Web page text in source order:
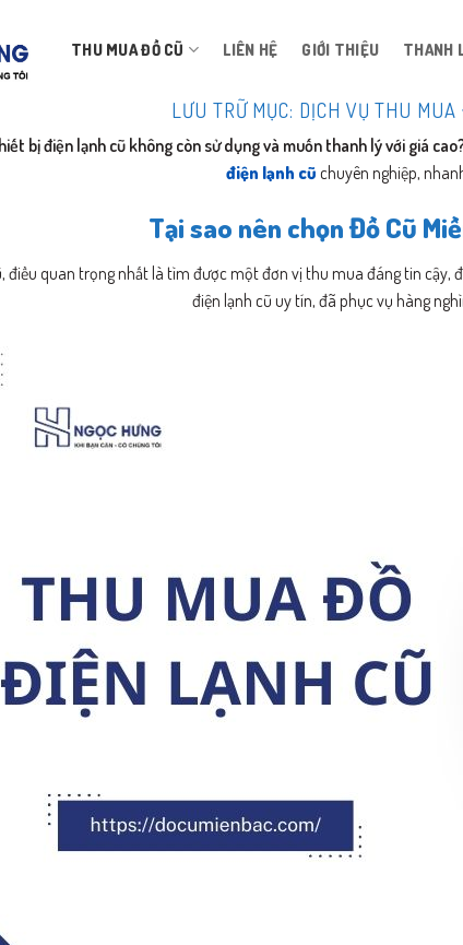
THU MUA ĐỒ CŨ LIÊN HỆ GIỚI THIỆU THANH
LƯU TRỮ MỤC: DỊCH VỤ THU
bị điện lạnh cũ không còn sử dụng và muốn thanh lý với giá
điện lạnh cũ chuyên nghiệp,
Tại sao nên chọn Đồ Cũ
điều quan trọng nhất là tìm được một đơn vị thu mua đáng tin
điện lạnh cũ uy tín, đã phục vụ hàng